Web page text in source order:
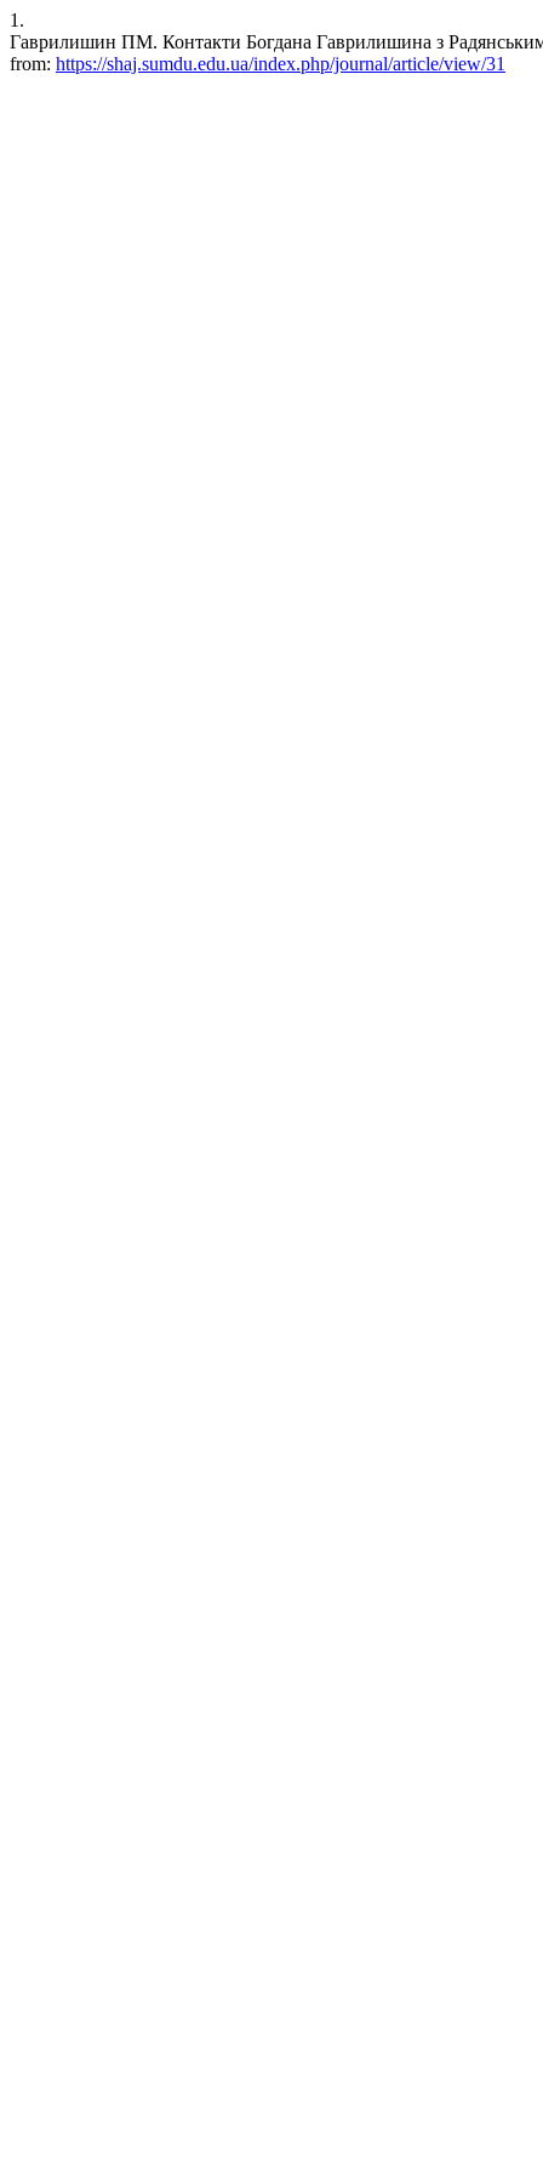
1.
Гаврилишин ПМ. Контакти Богдана Гаврилишина з
from: https://shaj.sumdu.edu.ua/index.php/journal/article/view/31